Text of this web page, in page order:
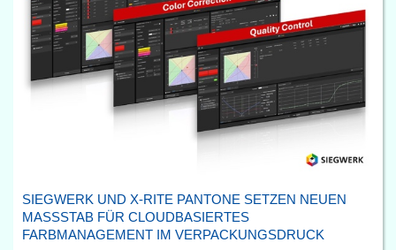
SIEGWERK UND X-RITE PANTONE SETZEN NEUEN
MASSSTAB FÜR CLOUDBASIERTES F
ARBMANAGEMENT IM VERPACKUNGSDRUCK